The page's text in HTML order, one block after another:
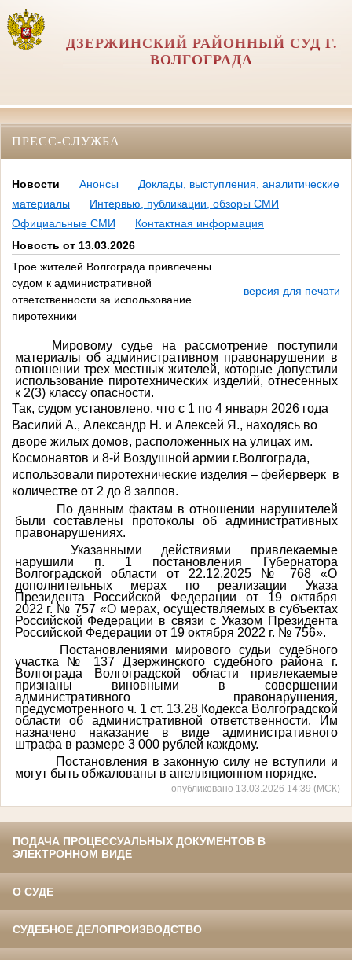
ДЗЕРЖИНСКИЙ РАЙОННЫЙ СУД Г.
ВОЛГОГРАДА
ПРЕСС-СЛУЖБА
Новости Анонсы
Доклады, выступления, аналитические
материалы
Интервью, публикации, обзоры СМИ
Официальные СМИ
Контактная информация
Новость от 13.03.2026
Трое жителей Волгограда привлечены
судом к административной
ответственности за использование
пиротехники
версия для печати
Мировому судье на рассмотрение поступили
материалы об административном правонарушении в
отношении трех местных жителей, которые допустили
использование пиротехнических изделий, отнесенных
к 2(3) классу опасности.
Так, судом установлено, что с 1 по 4 января 2026 года
Василий А., Александр Н. и Алексей Я., находясь во
дворе жилых домов, расположенных на улицах им.
Космонавтов и 8-й Воздушной армии г.Волгограда,
использовали пиротехнические изделия – фейерверк в
количестве от 2 до 8 залпов.
По данным фактам в отношении нарушителей
были составлены протоколы об административных
правонарушениях.
Указанными действиями привлекаемые
нарушили п. 1 постановления Губернатора
Волгоградской области от 22.12.2025 № 768 «О
дополнительных мерах по реализации Указа
Президента Российской Федерации от 19 октября
2022 г. № 757 «О мерах, осуществляемых в субъектах
Российской Федерации в связи с Указом Президента
Российской Федерации от 19 октября 2022 г. № 756».
Постановлениями мирового судьи судебного
участка № 137 Дзержинского судебного района г.
Волгограда Волгоградской области привлекаемые
признаны виновными в совершении
административного правонарушения,
предусмотренного ч. 1 ст. 13.28 Кодекса Волгоградской
области об административной ответственности. Им
назначено наказание в виде административного
штрафа в размере 3 000 рублей каждому.
Постановления в законную силу не вступили и
могут быть обжалованы в апелляционном порядке.
опубликовано 13.03.2026 14:39 (МСК)
ПОДАЧА ПРОЦЕССУАЛЬНЫХ ДОКУМЕНТОВ В
ЭЛЕКТРОННОМ ВИДЕ
О СУДЕ
СУДЕБНОЕ ДЕЛОПРОИЗВОДСТВО